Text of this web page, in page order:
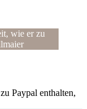
wie er zu
Paypal enthalten,